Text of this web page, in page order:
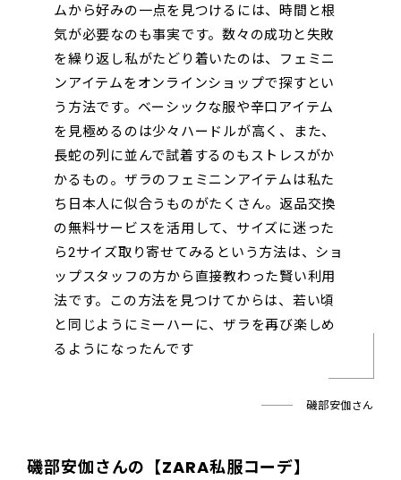
ムから好みの一点を見つけるには、時間と根
気が必要なのも事実です。数々の成功と失敗
を繰り返し私がたどり着いたのは、フェミニ
ンアイテムをオンラインショップで探すとい
う方法です。ベーシックな服や辛口アイテム
を見極めるのは少々ハードルが高く、また、
長蛇の列に並んで試着するのもストレスがか
かるもの。ザラのフェミニンアイテムは私た
ち日本人に似合うものがたくさん。返品交換
の無料サービスを活用して、サイズに迷った
ら2サイズ取り寄せてみるという方法は、ショ
ップスタッフの方から直接教わった賢い利用
法です。この方法を見つけてからは、若い頃
と同じようにミーハーに、ザラを再び楽しめ
るようになったんです
磯部安伽さん
磯部安伽さんの【ZARA私服コーデ】